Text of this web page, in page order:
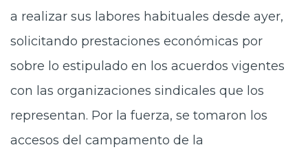
a realizar sus labores habituales desde ayer,
solicitando prestaciones económicas por
sobre lo estipulado en los acuerdos vigentes
con las organizaciones sindicales que los
representan. Por la fuerza, se tomaron los
accesos del campamento de la